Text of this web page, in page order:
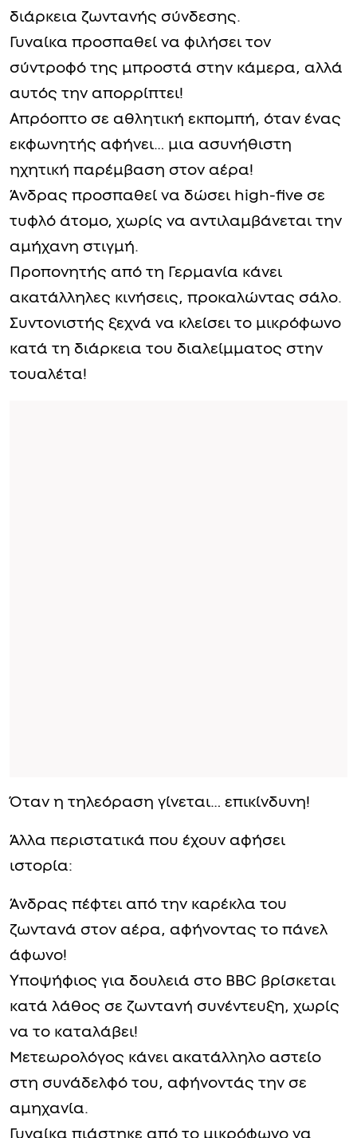
διάρκεια ζωντανής σύνδεσης.
Γυναίκα προσπαθεί να φιλήσει τον
σύντροφό της μπροστά στην κάμερα, αλλά
αυτός την απορρίπτει!
Απρόοπτο σε αθλητική εκπομπή, όταν ένας
εκφωνητής αφήνει… μια ασυνήθιστη
ηχητική παρέμβαση στον αέρα!
Άνδρας προσπαθεί να δώσει high-five σε
τυφλό άτομο, χωρίς να αντιλαμβάνεται την
αμήχανη στιγμή.
Προπονητής από τη Γερμανία κάνει
ακατάλληλες κινήσεις, προκαλώντας σάλο.
Συντονιστής ξεχνά να κλείσει το μικρόφωνο
κατά τη διάρκεια του διαλείμματος στην
τουαλέτα!
Όταν η τηλεόραση γίνεται… επικίνδυνη!
Άλλα περιστατικά που έχουν αφήσει
ιστορία:
Άνδρας πέφτει από την καρέκλα του
ζωντανά στον αέρα, αφήνοντας το πάνελ
άφωνο!
Υποψήφιος για δουλειά στο BBC βρίσκεται
κατά λάθος σε ζωντανή συνέντευξη, χωρίς
να το καταλάβει!
Μετεωρολόγος κάνει ακατάλληλο αστείο
στη συνάδελφό του, αφήνοντάς την σε
αμηχανία.
Γυναίκα πιάστηκε από το μικρόφωνο να